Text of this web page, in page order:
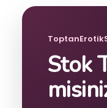
Stok